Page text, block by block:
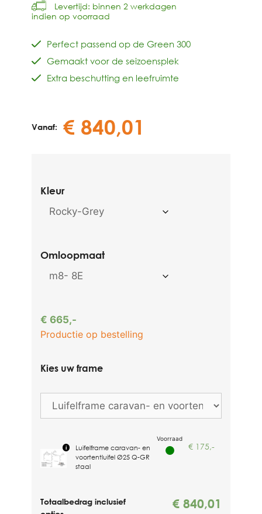
Levertijd: binnen 2 werkdagen
indien op voorraad
Perfect passend op de Green 300
Gemaakt voor de seizoensplek
Extra beschutting en leefruimte
Vanaf: € 840,01
Kleur
Omloopmaat
€ 665,-
Kies uw frame
Luifelframe caravan- en
voortentluifel Ø25 Q-GR
staal
€ 175,-
Totaalbedrag inclusief
€ 840,01